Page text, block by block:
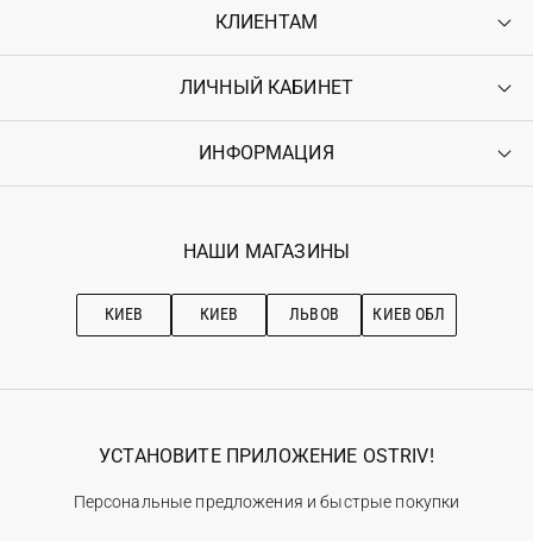
КЛИЕНТАМ
Контакты
Возврат
Гарантия
ЛИЧНЫЙ КАБИНЕТ
Войти
Ostriv Club+
ИНФОРМАЦИЯ
Наши магазини
Рекомендации по уходу
НАШИ МАГАЗИНЫ
КИЕВ КИЕВ ЛЬВОВ КИЕВ ОБЛ
УСТАНОВИТЕ ПРИЛОЖЕНИЕ OSTRIV!
Персональные предложения и быстрые покупки